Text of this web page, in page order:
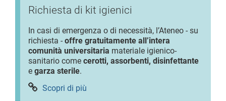
Richiesta di kit igienici
In casi di emergenza o di necessità, l’Ateneo - su
richiesta - offre gratuitamente all’intera
comunità universitaria materiale igienico-
sanitario come cerotti, assorbenti, disinfettante
e garza sterile.
Scopri di più